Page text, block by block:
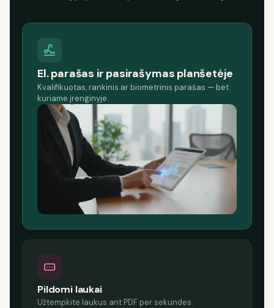
El. parašas ir pasirašymas planšetėje
Kvalifikuotas, rankinis ar biometrinis parašas — bet
kuriame įrenginyje.
Pildomi laukai
Užtempkite laukus ant PDF per sekundes.